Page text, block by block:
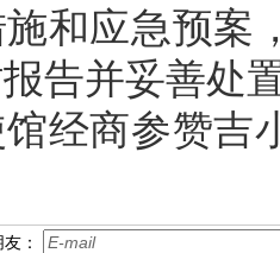
和应急预案
告并妥善处
商参赞吉小
：